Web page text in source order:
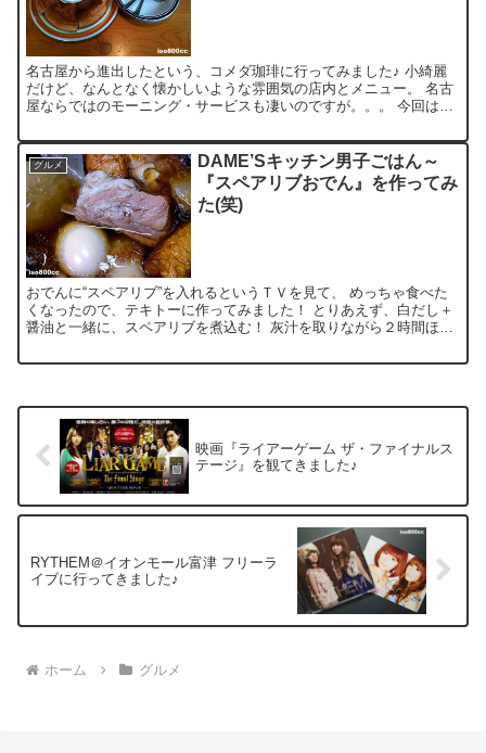
名古屋から進出したという、コメダ珈琲に行ってみました♪ 小綺麗
だけど、なんとなく懐かしいような雰囲気の店内とメニュー。 名古
屋ならではのモーニング・サービスも凄いのですが。。。 今回は、
グルメ
DAME’Sキッチン男子ごはん～
『スペアリブおでん』を作ってみ
た(笑)
おでんに“スペアリブ”を入れるというＴＶを見て、 めっちゃ食べた
くなったので、テキトーに作ってみました！ とりあえず、白だし＋
醤油と一緒に、スペアリブを煮込む！ 灰汁を取りながら２時間ほど
映画『ライアーゲーム ザ・ファイナルス
テージ』を観てきました♪
RYTHEM＠イオンモール富津 フリーラ
イブに行ってきました♪
ホーム グルメ